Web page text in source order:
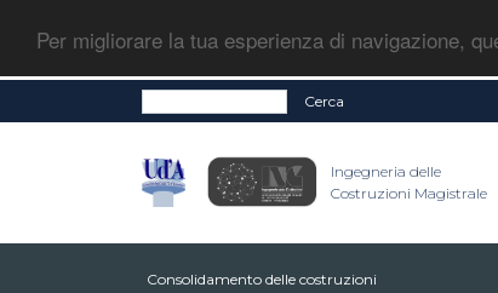
Per migliorare la tua esperienza di navigazione,
Cerca
Ingegneria delle
Costruzioni Magistrale
Consolidamento delle costruzioni